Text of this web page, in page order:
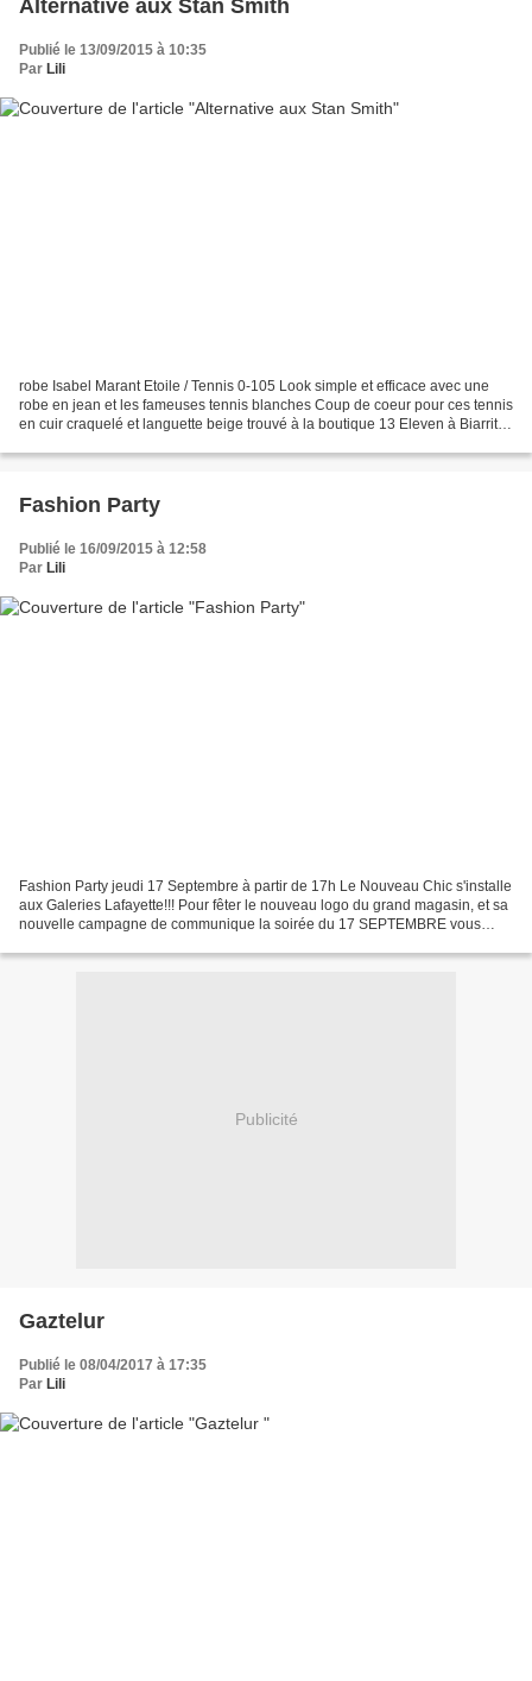
Alternative aux Stan Smith
Publié le 13/09/2015 à 10:35
Par Lili
robe Isabel Marant Etoile / Tennis 0-105 Look simple et efficace avec une
robe en jean et les fameuses tennis blanches Coup de coeur pour ces tennis
en cuir craquelé et languette beige trouvé à la boutique 13 Eleven à Biarritz.
Fashion Party
Publié le 16/09/2015 à 12:58
Par Lili
Fashion Party jeudi 17 Septembre à partir de 17h Le Nouveau Chic s'installe
aux Galeries Lafayette!!! Pour fêter le nouveau logo du grand magasin, et sa
nouvelle campagne de communique la soirée du 17 SEPTEMBRE vous
Publicité
Gaztelur
Publié le 08/04/2017 à 17:35
Par Lili